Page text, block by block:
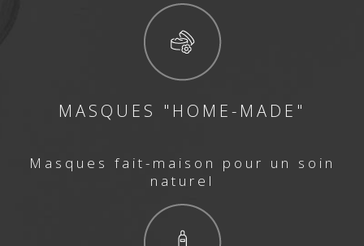
MASQUES "HOME-MADE"
Masques fait-maison pour un soin
naturel